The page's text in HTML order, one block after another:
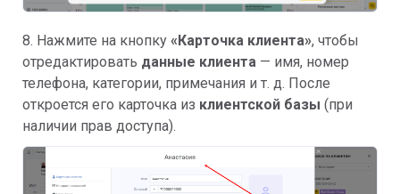
8. Нажмите на кнопку «Карточка клиента», чтобы
отредактировать данные клиента — имя, номер
телефона, категории, примечания и т. д. После
откроется его карточка из клиентской базы (при
наличии прав доступа).